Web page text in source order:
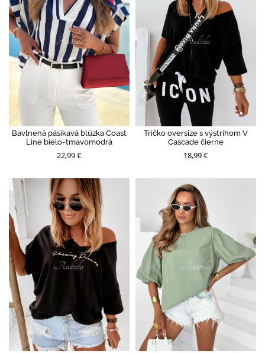
Bavlnená pásikavá blúzka Coast
Line bielo-tmavomodrá
22,99 €
Tričko oversize s výstrihom V
Cascade čierne
18,99 €